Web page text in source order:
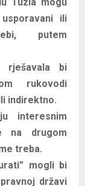
ili
putem
bi
rukovodi
indirektno.
interesnim
na drugom
treba.
mogli bi
državi